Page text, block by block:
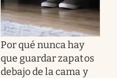
Por qué nunca hay
que guardar zapatos
debajo de la cama y